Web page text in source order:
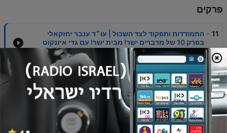
פרקים
11
- התמודדות ותפקוד לצד השכול | עו״ד ענבר יחזקאלי
בפרק 10 של מדברים ישר! מבית ישר! עם גדי איזנקוט
28 יולי 2026
10
בולמים את בריחת המוחות | אורית פרקש הכהן בפרק 9
של מדברים ישר! מבית ישר! עם גדי איזנקוט
09 יולי 2026
9
-
ח״כ אורית פרקש הכהן על השחיתות בוועדת הכספים |
פרק 8 של מדברים ישר! מבית מפלגת ישר! עם גדי אינזקוט